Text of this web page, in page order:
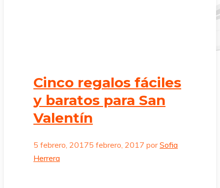
Cinco regalos fáciles
y baratos para San
Valentín
5 febrero, 20175 febrero, 2017 porSofia
Herrera